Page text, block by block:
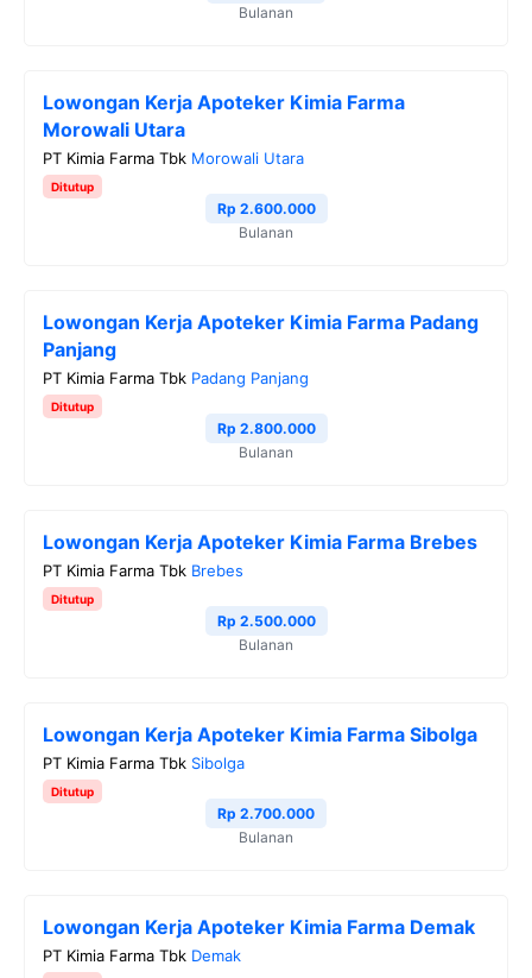
Bulanan
Lowongan Kerja Apoteker Kimia Farma
Morowali Utara
PT Kimia Farma Tbk Morowali Utara
Ditutup
Rp 2.600.000
Bulanan
Lowongan Kerja Apoteker Kimia Farma Padang
Panjang
PT Kimia Farma Tbk Padang Panjang
Ditutup
Rp 2.800.000
Bulanan
Lowongan Kerja Apoteker Kimia Farma Brebes
PT Kimia Farma Tbk Brebes
Ditutup
Rp 2.500.000
Bulanan
Lowongan Kerja Apoteker Kimia Farma Sibolga
PT Kimia Farma Tbk Sibolga
Ditutup
Rp 2.700.000
Bulanan
Lowongan Kerja Apoteker Kimia Farma Demak
PT Kimia Farma Tbk Demak